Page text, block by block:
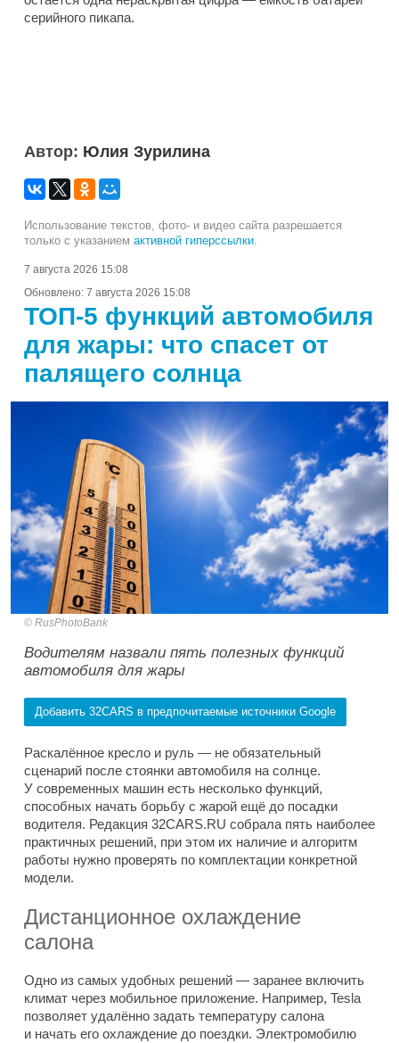
серийного пикапа.
Автор: Юлия Зурилина
Использование текстов, фото- и видео сайта разрешается
только с указанием активной гиперссылки
7 августа 2026 15:08
Обновлено: 7 августа 2026 15:08
ТОП-5 функций автомобиля
для жары: что спасет от
палящего солнца
RusPhotoBank
Водителям назвали пять полезных функций
автомобиля для жары
Добавить 32CARS в предпочитаемые источники Google
Раскалённое кресло и руль — не обязательный
сценарий после стоянки автомобиля на солнце.
У современных машин есть несколько функций,
способных начать борьбу с жарой ещё до посадки
водителя. Редакция 32CARS.RU собрала пять наиболее
практичных решений, при этом их наличие и алгоритм
работы нужно проверять по комплектации конкретной
модели.
Дистанционное охлаждение
салона
Одно из самых удобных решений — заранее включить
климат через мобильное приложение. Например, Tesla
позволяет удалённо задать температуру салона
и начать его охлаждение до поездки. Электромобилю